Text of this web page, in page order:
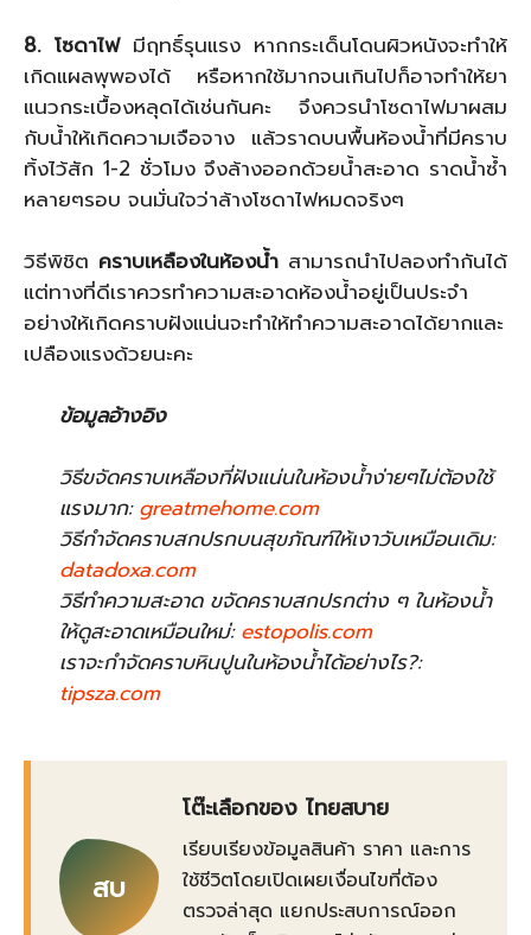
8. โซดาไฟมีฤทธิ์รุนแรง หากกระเด็นโดนผิวหนังจะทำให้
เกิดแผลพุพองได้ หรือหากใช้มากจนเกินไปก็อาจทำให้ยา
แนวกระเบื้องหลุดได้เช่นกันคะ จึงควรนำโซดาไฟมาผสม
กับน้ำให้เกิดความเจือจาง แล้วราดบนพื้นห้องน้ำที่มีคราบ
ทิ้งไว้สัก 1-2 ชั่วโมง จึงล้างออกด้วยน้ำสะอาด ราดน้ำซ้ำ
หลายๆรอบ จนมั่นใจว่าล้างโซดาไฟหมดจริงๆ
วิธีพิชิต คราบเหลืองในห้องน้ำ สามารถนำไปลองทำกันได้
แต่ทางที่ดีเราควรทำความสะอาดห้องน้ำอยู่เป็นประจำ
อย่างให้เกิดคราบฝังแน่นจะทำให้ทำความสะอาดได้ยากและ
เปลืองแรงด้วยนะคะ
ข้อมูลอ้างอิง
วิธีขจัดคราบเหลืองที่ฝังแน่นในห้องน้ำง่ายๆไม่ต้องใช้
แรงมาก:greatmehome.com
วิธีกำจัดคราบสกปรกบนสุขภัณฑ์ให้เงาวับเหมือนเดิม:
datadoxa.com
วิธีทำความสะอาด ขจัดคราบสกปรกต่าง ๆ ในห้องน้ำ
ให้ดูสะอาดเหมือนใหม่:estopolis.com
เราจะกำจัดคราบหินปูนในห้องน้ำได้อย่างไร?:
tipsza.com
สบ
โต๊ะเลือกของ ไทยสบาย
เรียบเรียงข้อมูลสินค้า ราคา และการ
ใช้ชีวิตโดยเปิดเผยเงื่อนไขที่ต้อง
ตรวจล่าสุด แยกประสบการณ์ออก